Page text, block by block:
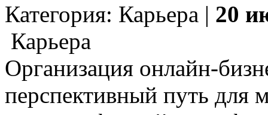
Категория: Карьера | 20
Карьера
Организация онлайн-
перспективный путь для